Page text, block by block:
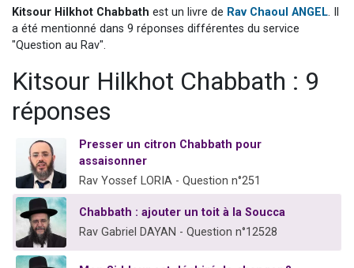
Nouvelle émission radio : Visions de grandeur n°104 : Le Chabbath et le Birkat Hamazone à travers le temps
Il reste 49 places pour étudier en groupe sur Zoom
Kitsour Hilkhot Chabbath est un livre de Rav Chaoul ANGEL. Il
a été mentionné dans 9 réponses différentes du service
"Question au Rav".
Kitsour Hilkhot Chabbath : 9
réponses
Presser un citron Chabbath pour
assaisonner
Rav Yossef LORIA - Question n°251
Chabbath : ajouter un toit à la Soucca
Rav Gabriel DAYAN - Question n°12528